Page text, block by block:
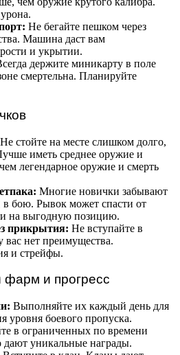
Не бегайте пешком через
Машина даст вам
и укрытии.
держите миникарту в поле
смертельна. Планируйте
Не стойте на месте слишком долго,
иметь среднее оружие и
легендарное оружие и смерть
Многие новички забывают
в бою. Рывок может спасти от
на выгодную позицию.
прикрытия: Не вступайте в
нет преимущества.
и стрейфы.
и прогресс
Выполняйте их каждый день для
уровня боевого пропуска.
в ограниченных по времени
дают уникальные награды.